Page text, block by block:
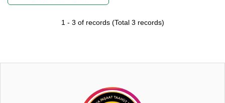
1 - 3 of records (Total 3 records)